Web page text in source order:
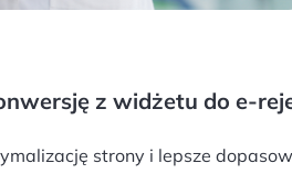
z widżetu do e-
strony i lepsze